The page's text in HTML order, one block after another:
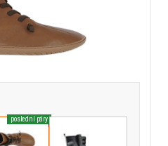
poslední páry